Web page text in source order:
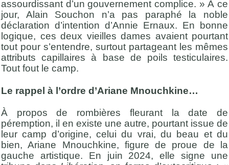
assourdissant d’un gouvernement complice. » À ce
jour, Alain Souchon n’a pas paraphé la noble
déclaration d’intention d’Annie Ernaux. En bonne
logique, ces deux vieilles dames avaient pourtant
tout pour s’entendre, surtout partageant les mêmes
attributs capillaires à base de poils testiculaires.
Tout fout le camp.
Le rappel à l’ordre d’Ariane Mnouchkine…
À propos de rombières fleurant la date de
péremption, il en existe une autre, pourtant issue de
leur camp d’origine, celui du vrai, du beau et du
bien, Ariane Mnouchkine, figure de proue de la
gauche artistique. En juin 2024, elle signe une